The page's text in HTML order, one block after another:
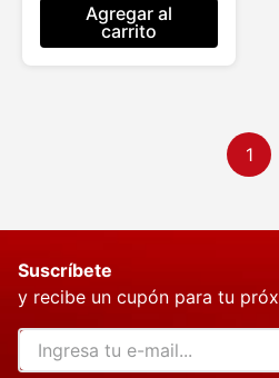
Agregar al
carrito
1
Suscríbete
y recibe un cupón para tu